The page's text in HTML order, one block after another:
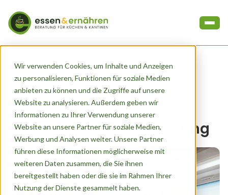
Wir verwenden Cookies, um Inhalte und Anzeigen
zu personalisieren, Funktionen für soziale Medien
anbieten zu können und die Zugriffe auf unsere
Website zu analysieren. Außerdem geben wir
Informationen zu Ihrer Verwendung unserer
Website an unsere Partner für soziale Medien,
Werbung und Analysen weiter. Unsere Partner
führen diese Informationen möglicherweise mit
weiteren Daten zusammen, die Sie ihnen
bereitgestellt haben oder die sie im Rahmen Ihrer
Nutzung der Dienste gesammelt haben.
Kategorie
Gemeinschaftsverpflegung